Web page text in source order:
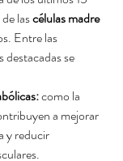
las células madre
Entre las
destacadas se
como la
a mejorar
y reducir